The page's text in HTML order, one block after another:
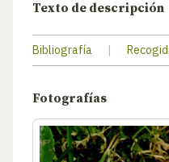
Texto de descripción
Bibliografía |
Fotografías